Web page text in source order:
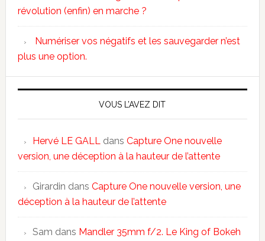
révolution (enfin) en marche ?
Numériser vos négatifs et les sauvegarder n’est
plus une option.
VOUS L’AVEZ DIT
Hervé LE GALLdans Capture One nouvelle
version, une déception à la hauteur de l’attente
Girardin dans Capture One nouvelle version, une
déception à la hauteur de l’attente
Sam dans Mandler 35mm f/2. Le King of Bokeh